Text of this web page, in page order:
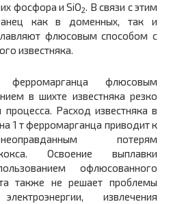
фосфора и SiO2. В связи с этим
как в доменных, так и
флюсовым способом с
известняка.
ферромарганца флюсовым
в шихте известняка резко
Расход известняка в
1 т ферромарганца приводит к
потерям
Освоение выплавки
офлюсованного
также не решает проблемы
извлечения